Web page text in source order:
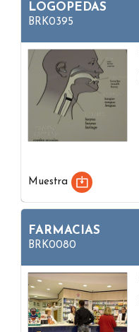
LOGOPEDAS
BRK0395
Muestra
FARMACIAS
BRK0080